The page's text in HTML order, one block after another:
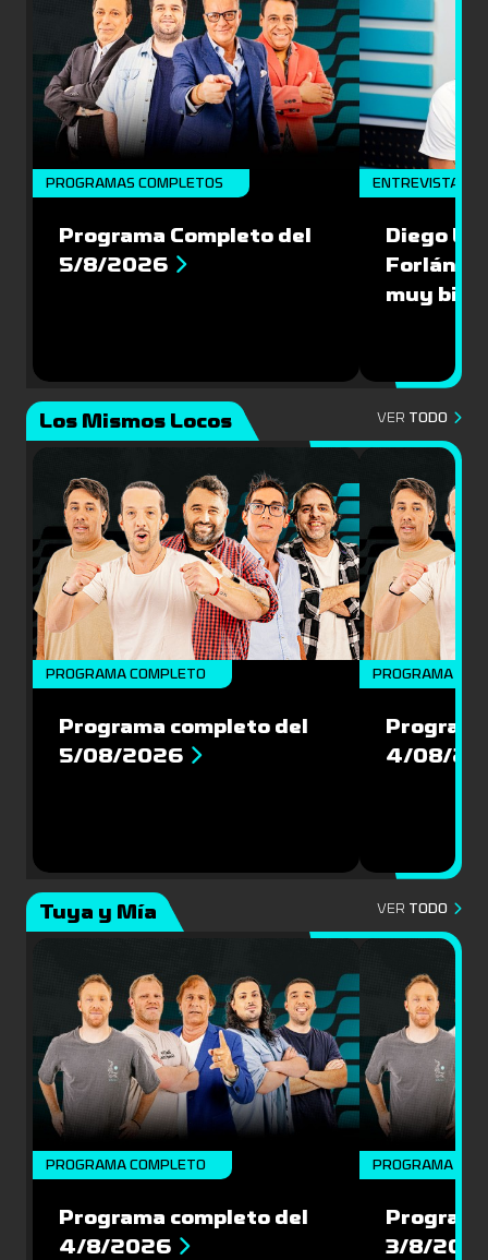
PROGRAMAS COMPLETOS
Programa Completo del
5/8/2026
ENTREVISTA
Diego
Forlán le
muy
Los Mismos Locos VER TODO
PROGRAMA COMPLETO
Programa completo del
5/08/2026
PROGRAMA
4/08/
Tuya y Mía VER TODO
PROGRAMA COMPLETO
Programa completo del
4/8/2026
PROGRAMA
3/8/